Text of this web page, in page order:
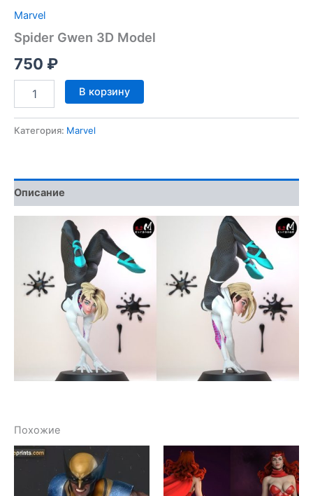
Marvel
Spider Gwen 3D Model
750 ₽
Количество
товара
Gwen
В корзину
Категория: Marvel
Описание
Похожие